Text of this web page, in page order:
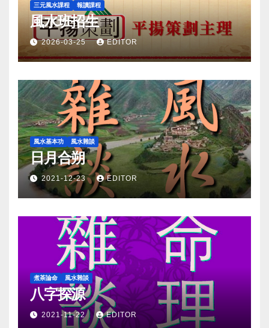
三元風水課程 報讀課程
風水班招生
2026-03-25 EDITOR
風水基本功 風水雜談
日月合朔
2021-12-23 EDITOR
煮茶論命 風水雜談
八字探源
2021-11-22 EDITOR